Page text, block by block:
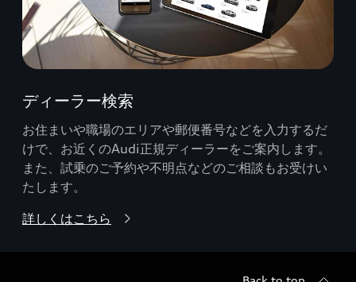
ディーラー検索
お住まいや職場のエリアや郵便番号などを入力するだ
けで、お近くのAudi正規ディーラーをご案内します。
また、試乗のご予約や不明点などのご相談もお受けい
たします。
詳しくはこちら